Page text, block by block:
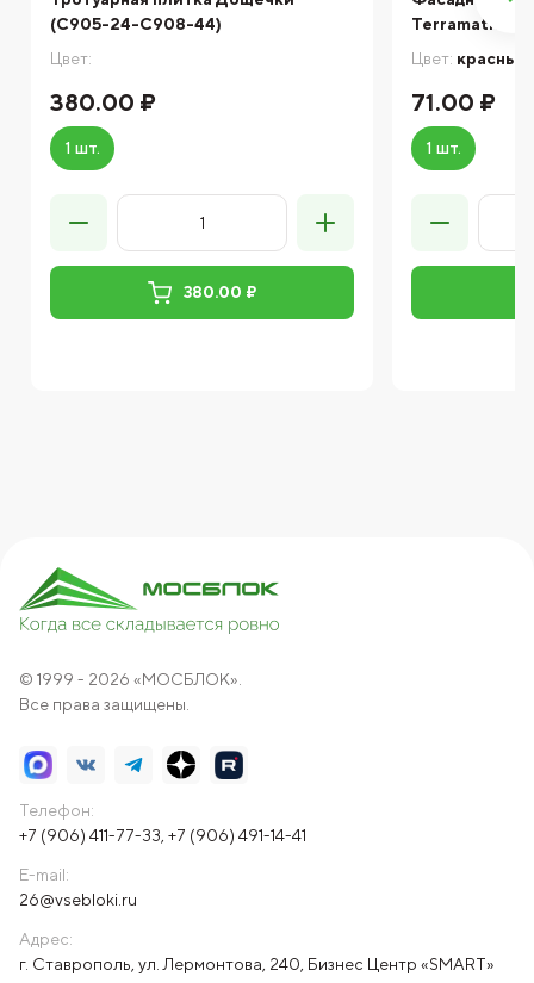
(С905-24-С908-44)
Цвет:
380.00 ₽
1 шт.
380.00 ₽
Terramatic
Цвет: красный
71.00 ₽
1 шт.
© 1999 - 2026 «МОСБЛОК».
Все права защищены.
Телефон:
+7 (906) 411-77-33 +7 (906) 491-14-41
E-mail:
26@vsebloki.ru
Адрес:
г. Ставрополь, ул. Лермонтова, 240, Бизнес Центр «SMART»